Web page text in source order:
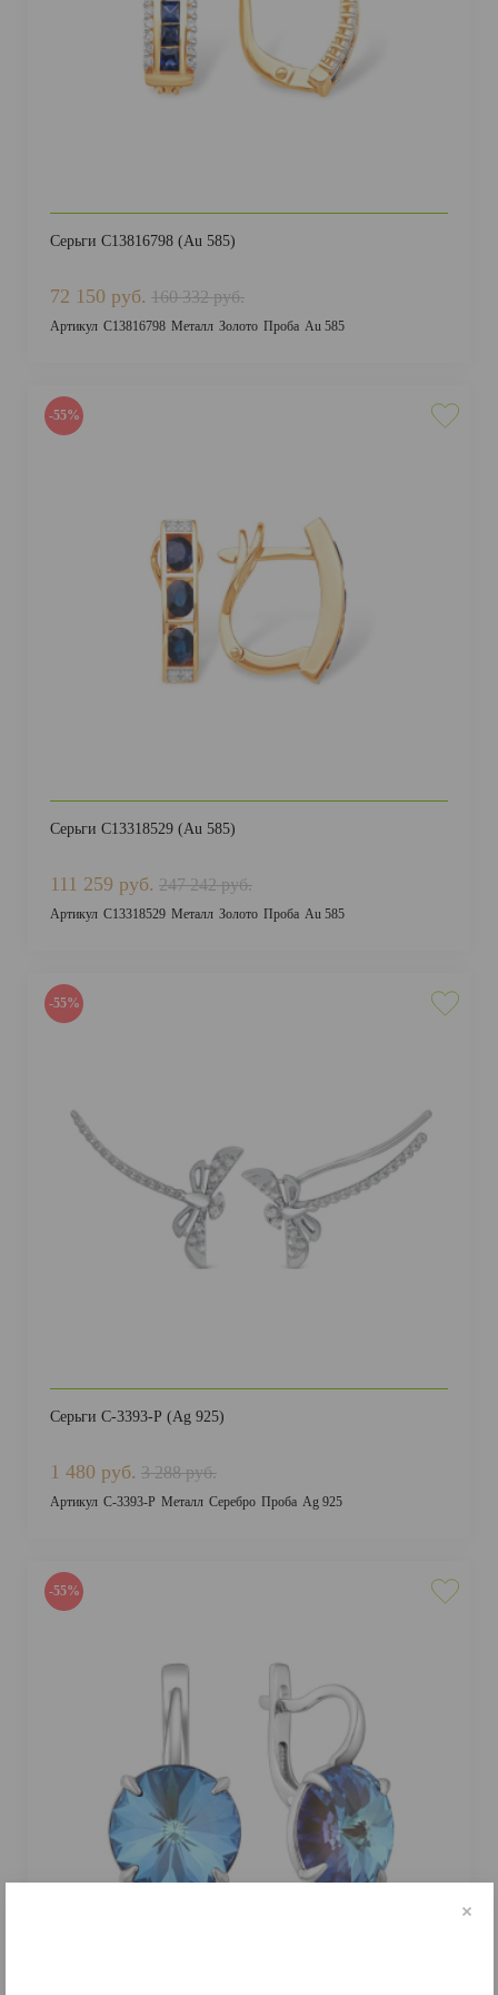
Серьги С13816798 (Au 585)
72 150 руб. 160 332 руб.
Артикул С13816798 Металл Золото Проба Au 585
-55%
Серьги С13318529 (Au 585)
111 259 руб. 247 242 руб.
Артикул С13318529 Металл Золото Проба Au 585
-55%
Серьги С-3393-Р (Ag 925)
1 480 руб. 3 288 руб.
Артикул С-3393-Р Металл Серебро Проба Ag 925
-55%